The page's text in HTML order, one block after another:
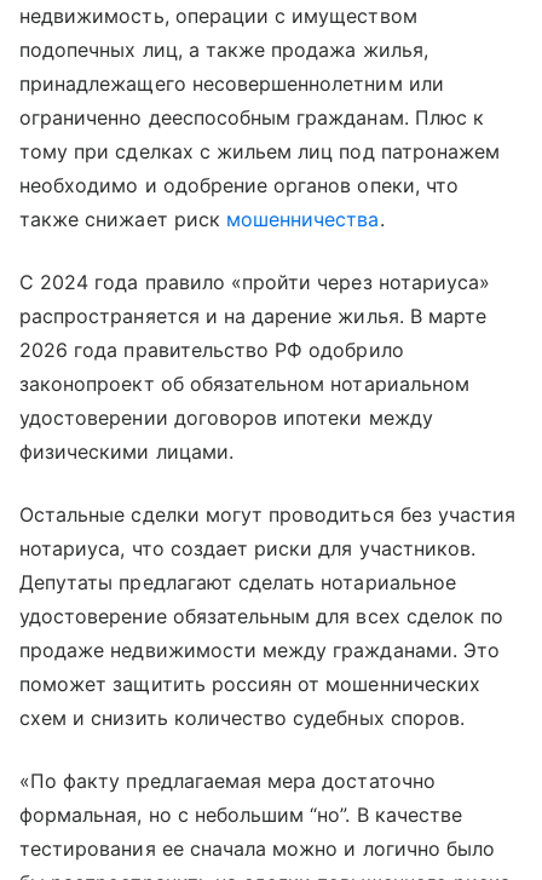
недвижимость, операции с имуществом
подопечных лиц, а также продажа жилья,
принадлежащего несовершеннолетним или
ограниченно дееспособным гражданам. Плюс к
тому при сделках с жильем лиц под патронажем
необходимо и одобрение органов опеки, что
также снижает риск мошенничества.
С 2024 года правило «пройти через нотариуса»
распространяется и на дарение жилья. В марте
2026 года правительство РФ одобрило
законопроект об обязательном нотариальном
удостоверении договоров ипотеки между
физическими лицами.
Остальные сделки могут проводиться без участия
нотариуса, что создает риски для участников.
Депутаты предлагают сделать нотариальное
удостоверение обязательным для всех сделок по
продаже недвижимости между гражданами. Это
поможет защитить россиян от мошеннических
схем и снизить количество судебных споров.
«По факту предлагаемая мера достаточно
формальная, но с небольшим “но”. В качестве
тестирования ее сначала можно и логично было